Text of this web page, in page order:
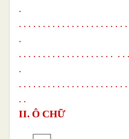
.
. . . . . . . . . . . . . . . . . . . . . .
.
. . . . . . . . . . . . . . . . . . . . . .
.
. . . . . . . . . . . . . . . . . . . . . .
. .
II. Ô CHỮ